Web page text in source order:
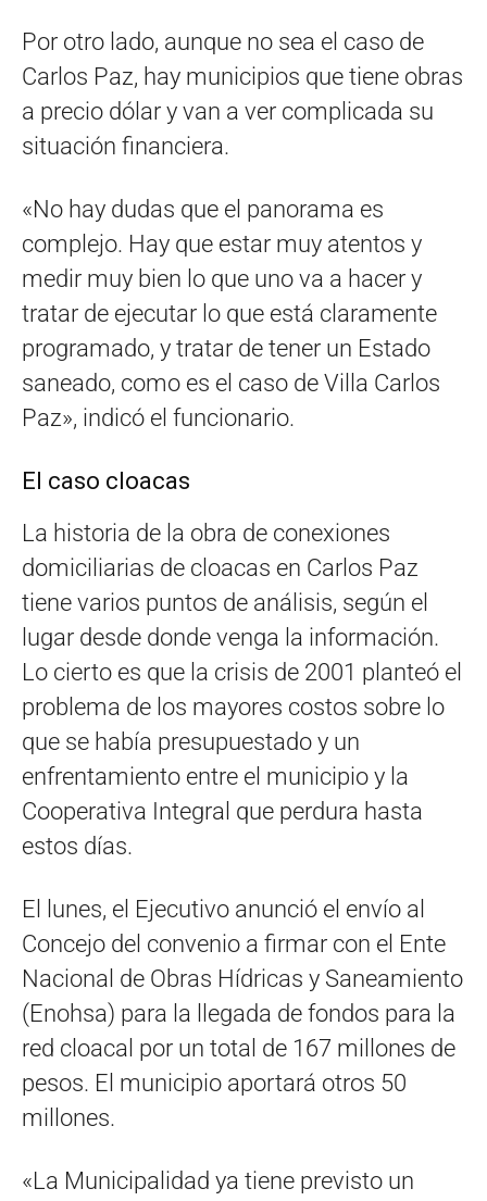
Por otro lado, aunque no sea el caso de
Carlos Paz, hay municipios que tiene obras
a precio dólar y van a ver complicada su
situación financiera.
«No hay dudas que el panorama es
complejo. Hay que estar muy atentos y
medir muy bien lo que uno va a hacer y
tratar de ejecutar lo que está claramente
programado, y tratar de tener un Estado
saneado, como es el caso de Villa Carlos
Paz», indicó el funcionario.
El caso cloacas
La historia de la obra de conexiones
domiciliarias de cloacas en Carlos Paz
tiene varios puntos de análisis, según el
lugar desde donde venga la información.
Lo cierto es que la crisis de 2001 planteó el
problema de los mayores costos sobre lo
que se había presupuestado y un
enfrentamiento entre el municipio y la
Cooperativa Integral que perdura hasta
estos días.
El lunes, el Ejecutivo anunció el envío al
Concejo del convenio a firmar con el Ente
Nacional de Obras Hídricas y Saneamiento
(Enohsa) para la llegada de fondos para la
red cloacal por un total de 167 millones de
pesos. El municipio aportará otros 50
millones.
«La Municipalidad ya tiene previsto un